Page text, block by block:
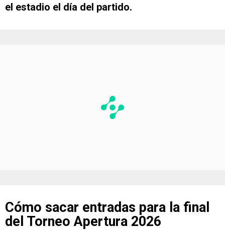
el estadio el día del partido.
Cómo sacar entradas para la final
del Torneo Apertura 2026